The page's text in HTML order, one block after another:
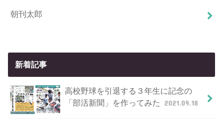
朝刊太郎
新着記事
高校野球を引退する３年生に記念の
「部活新聞」を作ってみた
2021.09.18